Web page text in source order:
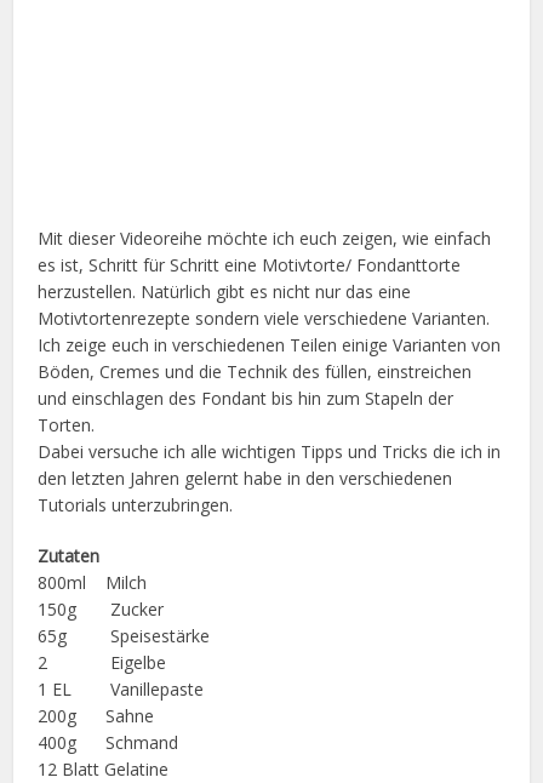
Mit dieser Videoreihe möchte ich euch zeigen, wie einfach
es ist, Schritt für Schritt eine Motivtorte/ Fondanttorte
herzustellen. Natürlich gibt es nicht nur das eine
Motivtortenrezepte sondern viele verschiedene Varianten.
Ich zeige euch in verschiedenen Teilen einige Varianten von
Böden, Cremes und die Technik des füllen, einstreichen
und einschlagen des Fondant bis hin zum Stapeln der
Torten.
Dabei versuche ich alle wichtigen Tipps und Tricks die ich in
den letzten Jahren gelernt habe in den verschiedenen
Tutorials unterzubringen.
Zutaten
800ml Milch
150g Zucker
65g Speisestärke
2 Eigelbe
1 EL Vanillepaste
200g Sahne
400g Schmand
12 Blatt Gelatine